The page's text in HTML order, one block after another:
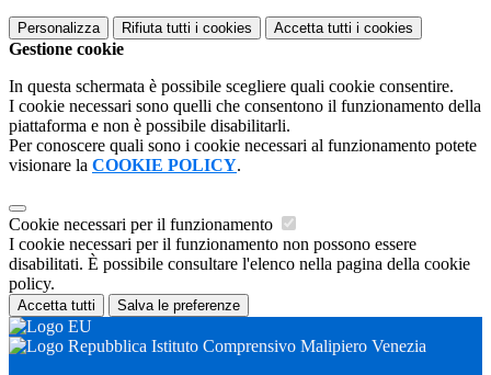
Personalizza Rifiuta tutti i cookies Accetta tutti i cookies
Gestione cookie
In questa schermata è possibile scegliere quali cookie consentire.
I cookie necessari sono quelli che consentono il funzionamento della
piattaforma e non è possibile disabilitarli.
Per conoscere quali sono i cookie necessari al funzionamento potete
visionare la COOKIE POLICY.
Cookie necessari per il funzionamento
I cookie necessari per il funzionamento non possono essere
disabilitati. È possibile consultare l'elenco nella pagina della cookie
policy.
Accetta tutti Salva le preferenze
Istituto Comprensivo Malipiero Venezia